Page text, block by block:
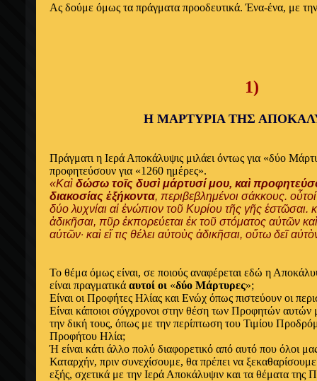
Ας δούμε όμως τα πράγματα προοδευτικά. Ένα-ένα, με
1)
Η ΜΑΡΤΥΡΙΑ ΤΗΣ
Πράγματι η Ιερά Αποκάλυψις μιλάει όντως για «δύο
προφητεύσουν για «1260 ημέρες».
«Καὶ δώσω τοῖς δυσὶ μάρτυσί μου, καὶ
διακοσίας ἑξήκοντα, περιβεβλημένοι σάκκους. οὗτοί
δύο λυχνίαι αἱ ἐνώπιον τοῦ Κυρίου τῆς γῆς ἑστῶσαι.
ἀδικῆσαι, πῦρ ἐκπορεύεται ἐκ τοῦ στόματος αὐτῶν
αὐτῶν· καὶ εἴ τις θέλει αὐτοὺς ἀδικῆσαι, οὕτω δεῖ
Το θέμα όμως είναι, σε ποιούς αναφέρεται εδώ η
είναι πραγματικά αυτοί οι «δύο Μάρτυρες»;
Είναι οι Προφήτες Ηλίας και Ενώχ όπως πιστεύουν οι
Είναι κάποιοι σύγχρονοι στην θέση των Προφητών αυτών
την δική τους, όπως με την περίπτωση του Τιμίου
Προφήτου Ηλία;
Ή είναι κάτι άλλο πολύ διαφορετικό από αυτό που όλοι
Καταρχήν, πριν συνεχίσουμε, θα πρέπει να ξεκαθαρίσουμε
εξής, σχετικά με την Ιερά Αποκάλυψιν και τα θέματα της